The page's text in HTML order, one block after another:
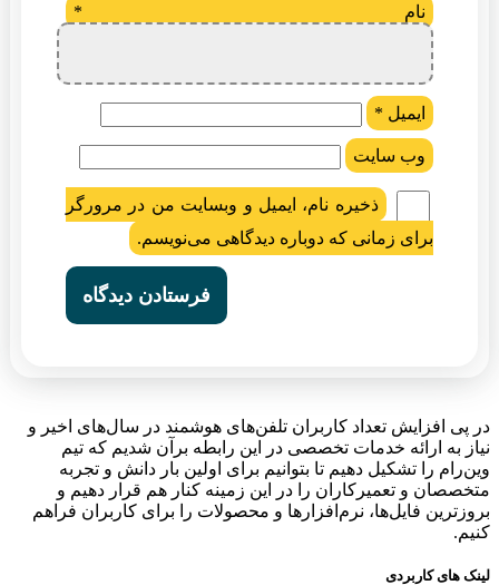
نام *
ایمیل *
وب‌ سایت
ذخیره نام، ایمیل و وبسایت من در مرورگر
برای زمانی که دوباره دیدگاهی می‌نویسم.
در پی افزایش تعداد کاربران تلفن‌های هوشمند در سال‌های اخیر و
نیاز به ارائه خدمات تخصصی در این رابطه برآن شدیم که تیم
وین‌رام را تشکیل دهیم تا بتوانیم برای اولین بار دانش و تجربه
متخصصان و تعمیرکاران را در این زمینه کنار هم قرار دهیم و
بروزترین فایل‌ها، نرم‌افزارها و محصولات را برای کاربران فراهم
کنیم.
لینک های کاربردی